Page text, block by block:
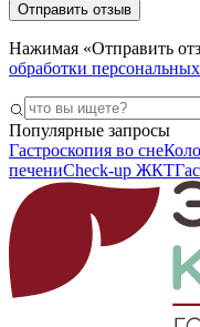
Отправить отзыв
Нажимая «Отправить
обработки
Популярные запросы
Гастроскопия во сне
печениCheck-up ЖКТ